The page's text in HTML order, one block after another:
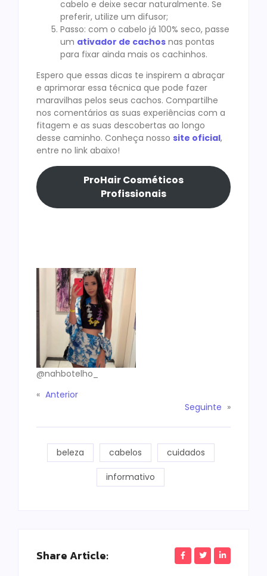
cabelo e deixe secar naturalmente. Se
preferir, utilize um difusor;
Passo: com o cabelo já 100% seco, passe
um ativador de cachos nas pontas
para fixar ainda mais os cachinhos.
Espero que essas dicas te inspirem a abraçar
e aprimorar essa técnica que pode fazer
maravilhas pelos seus cachos. Compartilhe
nos comentários as suas experiências com a
fitagem e as suas descobertas ao longo
desse caminho. Conheça nosso site oficial,
entre no link abaixo!
ProHair Cosméticos
Profissionais
@nahbotelho_
« Anterior
Seguinte »
beleza cabelos cuidados
informativo
Share Article: